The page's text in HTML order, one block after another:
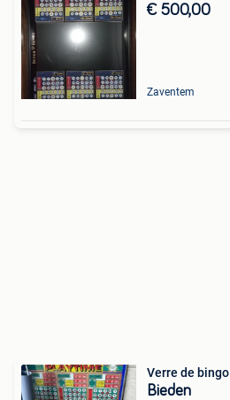
€ 500,00
Zaventem
Verre de bingo
Bieden